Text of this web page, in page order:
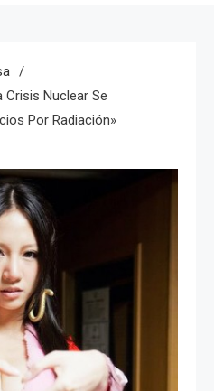
Crisis Nuclear Se
Por Radiación»